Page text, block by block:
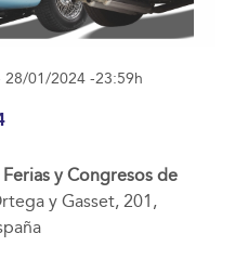
28/01/2024 -23:59h
y Congresos de
y Gasset, 201,